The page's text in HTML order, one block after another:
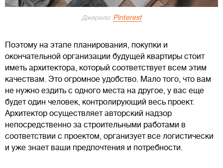
Джерело: Pinterest
Поэтому на этапе планирования, покупки и
окончательной организации будущей квартиры стоит
иметь архитектора, который соответствует всем этим
качествам. Это огромное удобство. Мало того, что вам
не нужно ездить с одного места на другое, у вас еще
будет один человек, контролирующий весь проект.
Архитектор осуществляет авторский надзор
непосредственно за строительными работами в
соответствии с проектом, организует все логистически
и уже знает ваши предпочтения и потребности.